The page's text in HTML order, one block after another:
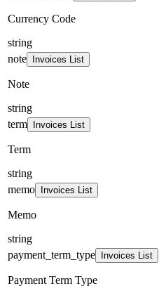
Currency Code
string
note
Invoices List
Note
string
term
Invoices List
Term
string
memo
Invoices List
Memo
string
payment_term_type
Invoices List
Payment Term Type